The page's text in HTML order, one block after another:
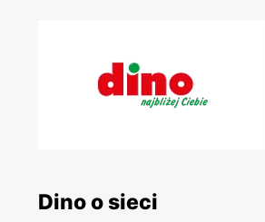
Dino o sieci